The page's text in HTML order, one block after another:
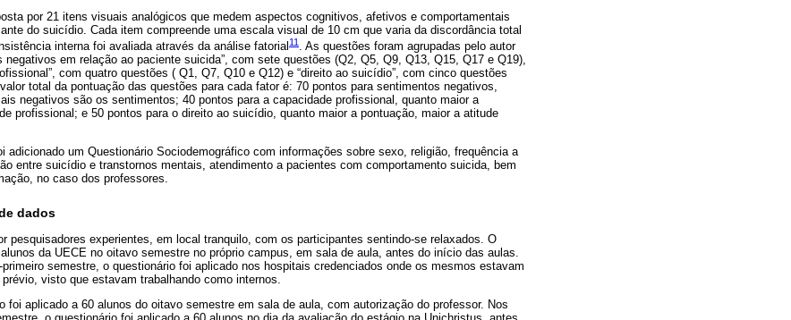
por 21 itens visuais analógicos que medem aspectos cognitivos, afetivos e comportamentais
do suicídio. Cada item compreende uma escala visual de 10 cm que varia da discordância total
interna foi avaliada através da análise fatorial 11 . As questões foram agrupadas pelo autor
negativos em relação ao paciente suicida”, com sete questões (Q2, Q5, Q9, Q13, Q15, Q17 e Q19),
com quatro questões ( Q1, Q7, Q10 e Q12) e “direito ao suicídio”, com cinco questões
total da pontuação das questões para cada fator é: 70 pontos para sentimentos negativos,
negativos são os sentimentos; 40 pontos para a capacidade profissional, quanto maior a
profissional; e 50 pontos para o direito ao suicídio, quanto maior a pontuação, maior a atitude
adicionado um Questionário Sociodemográfico com informações sobre sexo, religião, frequência a
entre suicídio e transtornos mentais, atendimento a pacientes com comportamento suicida, bem
no caso dos professores.
dados
pesquisadores experientes, em local tranquilo, com os participantes sentindo-se relaxados. O
da UECE no oitavo semestre no próprio campus, em sala de aula, antes do início das aulas.
semestre, o questionário foi aplicado nos hospitais credenciados onde os mesmos estavam
visto que estavam trabalhando como internos.
foi aplicado a 60 alunos do oitavo semestre em sala de aula, com autorização do professor. Nos